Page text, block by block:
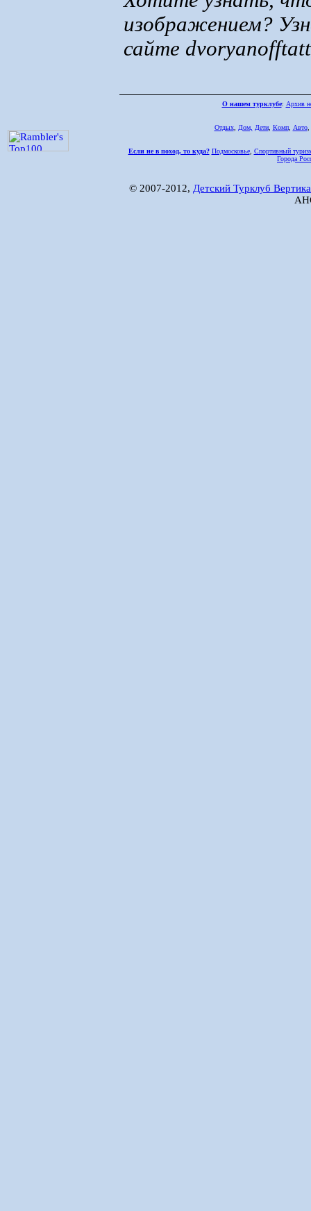
изображением?
сайте
О нашем турклубе: Архив
Отдых, Дом, Дети, Комп, Авто,
Если не в поход, то куда? Подмосковье, Спортивный
Города
© 2007-2012, Детский Турклуб